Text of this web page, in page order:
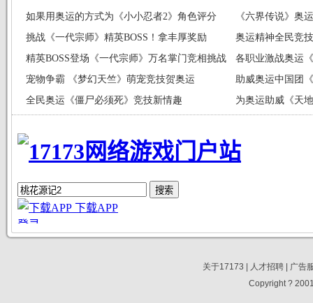
如果用奥运的方式为《小小忍者2》角色评分
《六界传说》奥
挑战《一代宗师》精英BOSS！拿丰厚奖励
奥运精神全民竞
战
精英BOSS登场《一代宗师》万名掌门竞相挑战
各职业激战奥运
宠物争霸 《梦幻天竺》萌宠竞技贺奥运
助威奥运中国团
全民奥运《僵尸必须死》竞技新情趣
为奥运助威《天
关于17173 人才招聘|
广告
Copyright ?